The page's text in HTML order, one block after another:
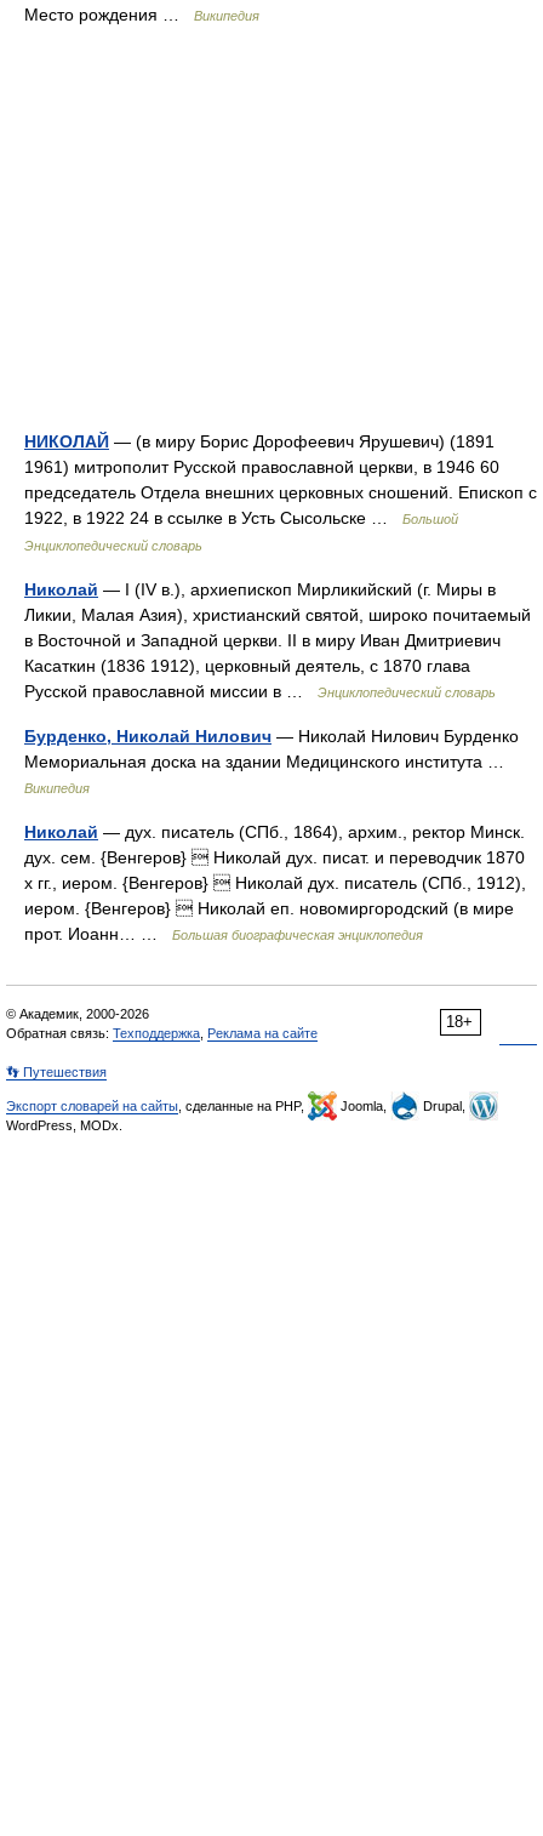
Место рождения …
Википедия
НИКОЛАЙ — (в миру Борис Дорофеевич Ярушевич) (1891
1961) митрополит Русской православной церкви, в 1946 60
председатель Отдела внешних церковных сношений. Епископ с
1922, в 1922 24 в ссылке в Усть Сысольске …
Большой
Энциклопедический словарь
Николай — I (IV в.), архиепископ Мирликийский (г. Миры в
Ликии, Малая Азия), христианский святой, широко почитаемый
в Восточной и Западной церкви. II в миру Иван Дмитриевич
Касаткин (1836 1912), церковный деятель, с 1870 глава
Русской православной миссии в …
Энциклопедический словарь
Бурденко, Николай Нилович — Николай Нилович Бурденко
Мемориальная доска на здании Медицинского института …
Википедия
Николай — дух. писатель (СПб., 1864), архим., ректор Минск.
дух. сем. {Венгеров}  Николай дух. писат. и переводчик 1870
х гг., иером. {Венгеров}  Николай дух. писатель (СПб., 1912),
иером. {Венгеров}  Николай еп. новомиргородский (в мире
прот. Иоанн… …
Большая биографическая энциклопедия
18+
© Академик, 2000-2026
Обратная связь: Техподдержка Реклама на сайте
👣 Путешествия
Экспорт словарей на сайты , сделанные на PHP, Joomla,
Drupal,
WordPress, MODx.